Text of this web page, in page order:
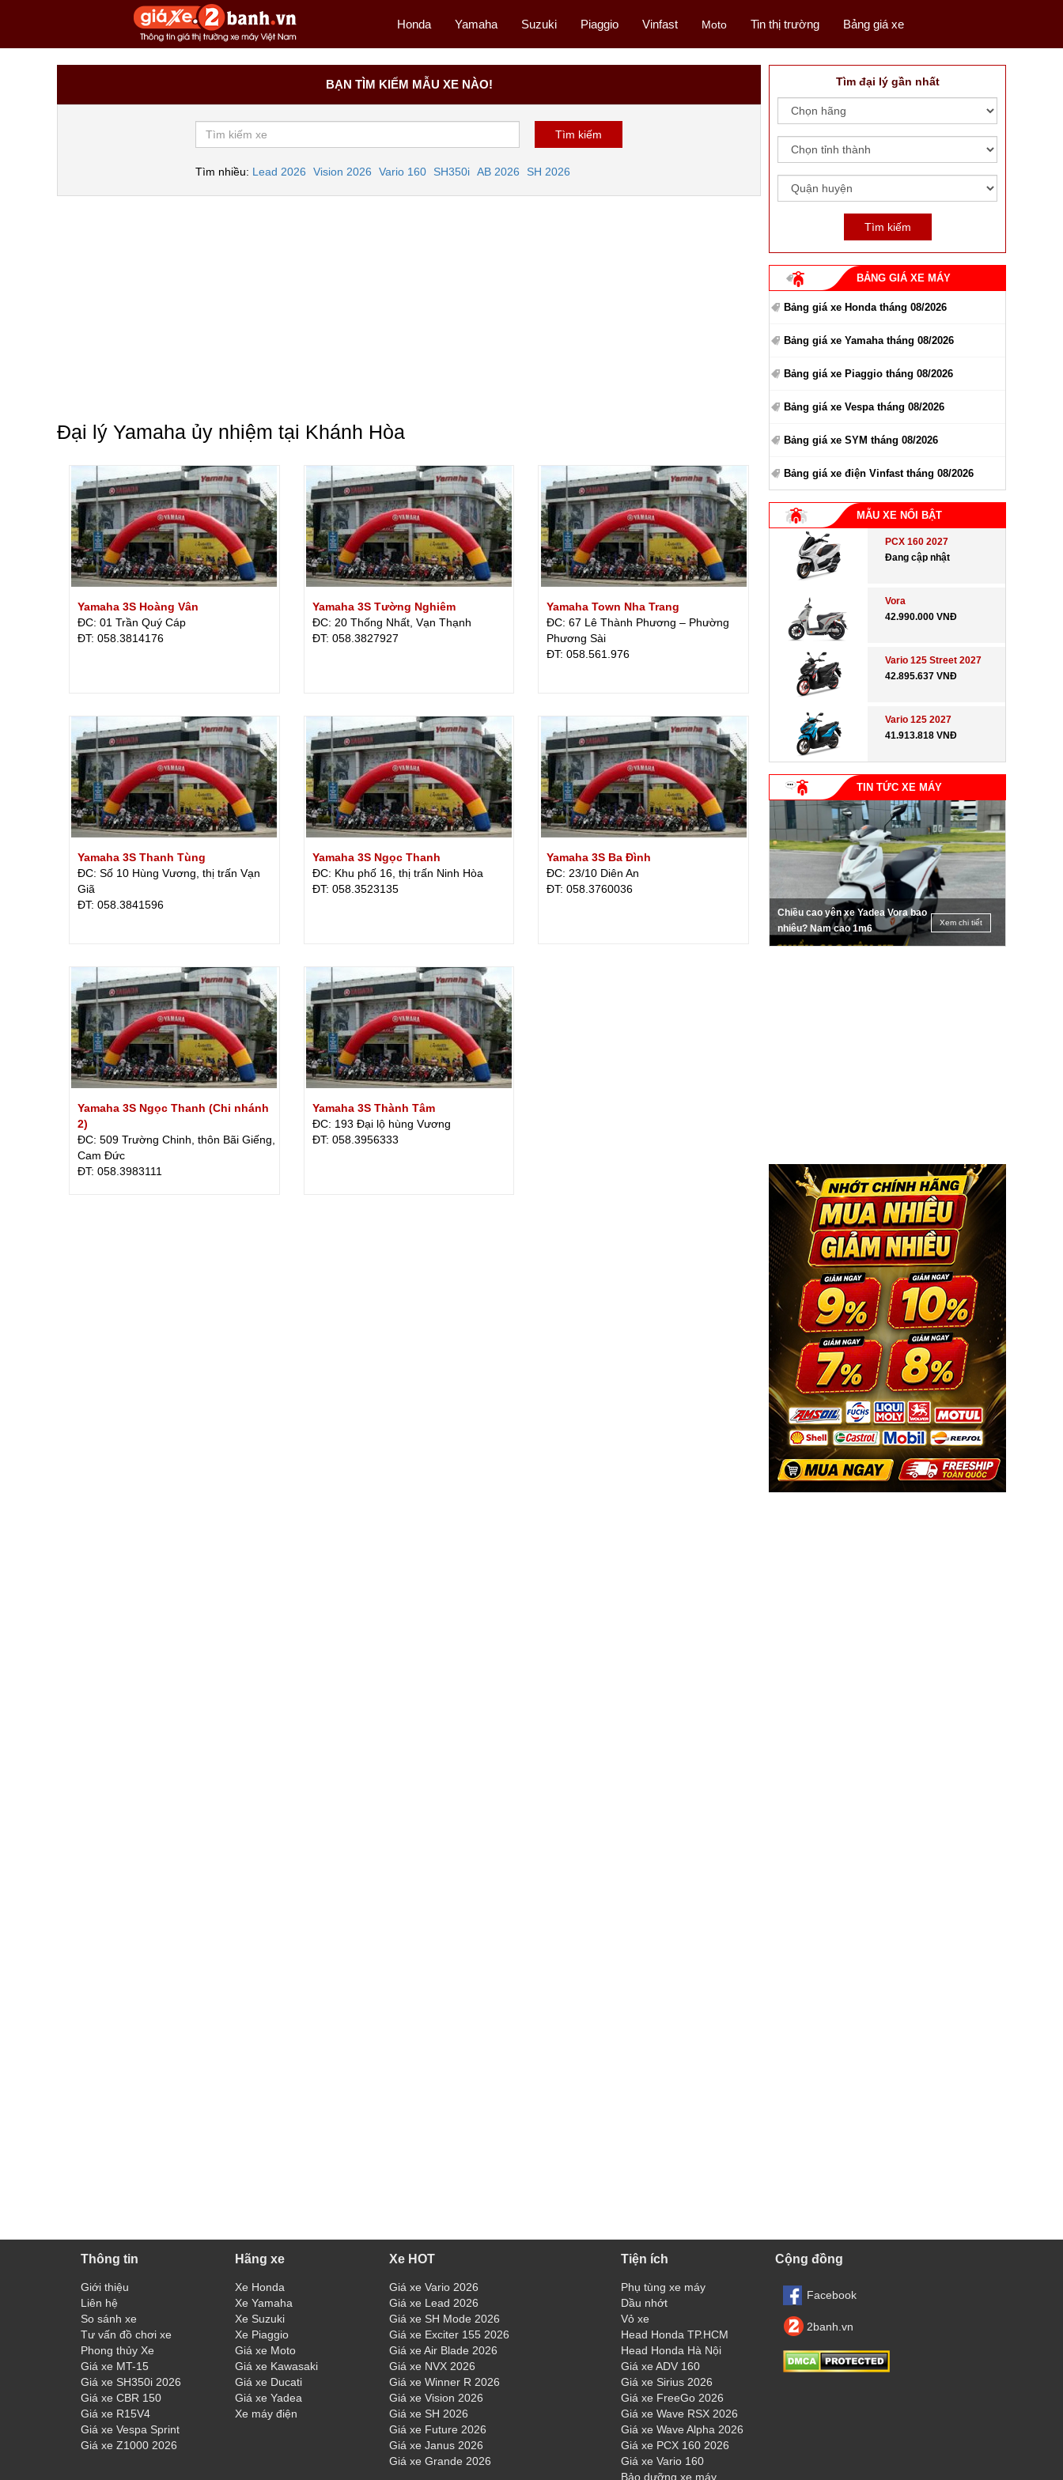
Honda Yamaha Suzuki Piaggio Vinfast Moto Tin thị trường Bảng giá xe
BẠN TÌM KIẾM MẪU XE NÀO!
Tìm nhiều: Lead 2026 Vision 2026 Vario 160 SH350i AB 2026 SH 2026
Đại lý Yamaha ủy nhiệm tại Khánh Hòa
Yamaha 3S Hoàng Vân
ĐC: 01 Trần Quý Cáp
ÐT: 058.3814176
Yamaha 3S Tường Nghiêm
ĐC: 20 Thống Nhất, Vạn Thạnh
ÐT: 058.3827927
Yamaha Town Nha Trang
ĐC: 67 Lê Thành Phương – Phường
Phương Sài
ÐT: 058.561.976
Yamaha 3S Thanh Tùng
ĐC: Số 10 Hùng Vương, thị trấn Vạn
Giã
ÐT: 058.3841596
Yamaha 3S Ngọc Thanh
ĐC: Khu phố 16, thị trấn Ninh Hòa
ÐT: 058.3523135
Yamaha 3S Ba Đình
ĐC: 23/10 Diên An
ÐT: 058.3760036
Yamaha 3S Ngọc Thanh (Chi nhánh
2)
ĐC: 509 Trường Chinh, thôn Bãi Giếng,
Cam Đức
ÐT: 058.3983111
Yamaha 3S Thành Tâm
ĐC: 193 Đại lộ hùng Vương
ÐT: 058.3956333
Tìm đại lý gần nhất
BẢNG GIÁ XE MÁY
Bảng giá xe Honda tháng 08/2026
Bảng giá xe Yamaha tháng 08/2026
Bảng giá xe Piaggio tháng 08/2026
Bảng giá xe Vespa tháng 08/2026
Bảng giá xe SYM tháng 08/2026
Bảng giá xe điện Vinfast tháng 08/2026
MẪU XE NỔI BẬT
PCX 160 2027
Đang cập nhật
Vora
42.990.000 VNĐ
Vario 125 Street 2027
42.895.637 VNĐ
Vario 125 2027
41.913.818 VNĐ
TIN TỨC XE MÁY
Chiều cao yên xe Yadea Vora bao
nhiêu? Nam cao 1m6
Xem chi tiết
Thông tin
Giới thiệu
Liên hệ
So sánh xe
Tư vấn đồ chơi xe
Phong thủy Xe
Giá xe MT-15
Giá xe SH350i 2026
Giá xe CBR 150
Giá xe R15V4
Giá xe Vespa Sprint
Giá xe Z1000 2026
Hãng xe
Xe Honda
Xe Yamaha
Xe Suzuki
Xe Piaggio
Giá xe Moto
Giá xe Kawasaki
Giá xe Ducati
Giá xe Yadea
Xe máy điện
Xe HOT
Giá xe Vario 2026
Giá xe Lead 2026
Giá xe SH Mode 2026
Giá xe Exciter 155 2026
Giá xe Air Blade 2026
Giá xe NVX 2026
Giá xe Winner R 2026
Giá xe Vision 2026
Giá xe SH 2026
Giá xe Future 2026
Giá xe Janus 2026
Giá xe Grande 2026
Tiện ích
Phụ tùng xe máy
Dầu nhớt
Vỏ xe
Head Honda TP.HCM
Head Honda Hà Nội
Giá xe ADV 160
Giá xe Sirius 2026
Giá xe FreeGo 2026
Giá xe Wave RSX 2026
Giá xe Wave Alpha 2026
Giá xe PCX 160 2026
Giá xe Vario 160
Bảo dưỡng xe máy
Cộng đồng
Facebook
2banh.vn